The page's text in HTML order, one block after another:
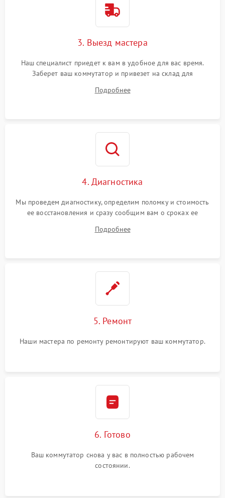
3. Выезд мастера
Наш специалист приедет к вам в удобное для вас время.
Заберет ваш коммутатор и привезет на склад для
Подробнее
4. Диагностика
Мы проведем диагностику, определим поломку и стоимость
ее восстановления и сразу сообщим вам о сроках ее
Подробнее
5. Ремонт
Наши мастера по ремонту ремонтируют ваш коммутатор.
6. Готово
Ваш коммутатор снова у вас в полностью рабочем
состоянии.